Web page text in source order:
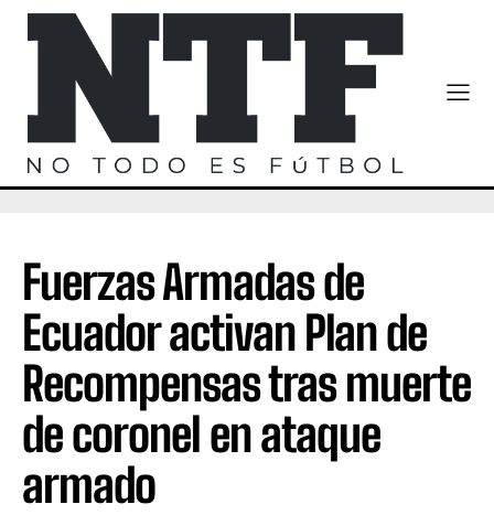
Fuerzas Armadas de
Ecuador activan Plan de
Recompensas tras muerte
de coronel en ataque
armado